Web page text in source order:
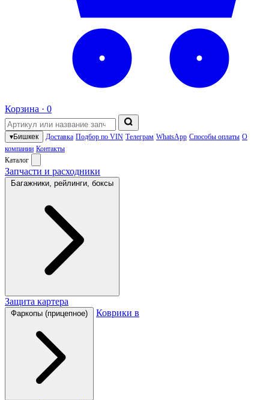
Корзина · 0
▾Бишкек Доставка Подбор по VIN Телеграм WhatsApp Способы оплаты О
компании Контакты
Каталог
Запчасти и расходники
Багажники, рейлинги, боксы
Защита картера
Фаркопы (прицепное) Коврики в